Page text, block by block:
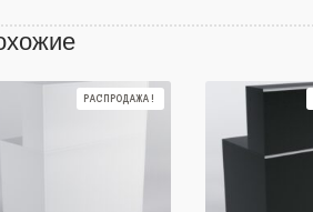
РАСПРОДАЖА!